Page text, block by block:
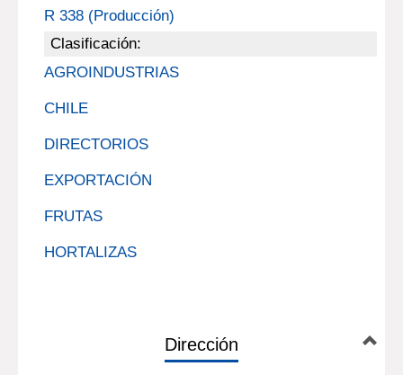
R 338 (Producción)
Clasificación:
AGROINDUSTRIAS
CHILE
DIRECTORIOS
EXPORTACIÓN
FRUTAS
HORTALIZAS
Dirección